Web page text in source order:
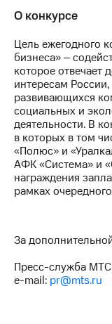
деловая этика
О конкурсе
Цель ежегодного
бизнеса» ‒
которое отвечает
интересам
развивающихся
социальных и
деятельности. В
в которых в том
«Полюс» и
АФК «Система» и
награждения
рамках
За
Пресс-служба МТС
e-mail: pr@mts.ru